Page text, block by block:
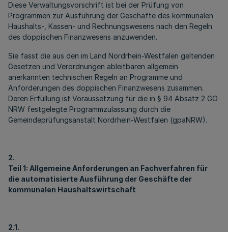
Diese Verwaltungsvorschrift ist bei der Prüfung von
Programmen zur Ausführung der Geschäfte des kommunalen
Haushalts-, Kassen- und Rechnungswesens nach den Regeln
des doppischen Finanzwesens anzuwenden.
Sie fasst die aus den im Land Nordrhein-Westfalen geltenden
Gesetzen und Verordnungen ableitbaren allgemein
anerkannten technischen Regeln an Programme und
Anforderungen des doppischen Finanzwesens zusammen.
Deren Erfüllung ist Voraussetzung für die in § 94 Absatz 2 GO
NRW festgelegte Programmzulassung durch die
Gemeindeprüfungsanstalt Nordrhein-Westfalen (gpaNRW).
2.
Teil 1: Allgemeine Anforderungen an Fachverfahren für
die automatisierte Ausführung der Geschäfte der
kommunalen Haushaltswirtschaft
2.1.